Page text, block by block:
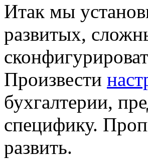
Итак мы
развитых,
Произвести
бухгалтерии,
специфику.
развить.